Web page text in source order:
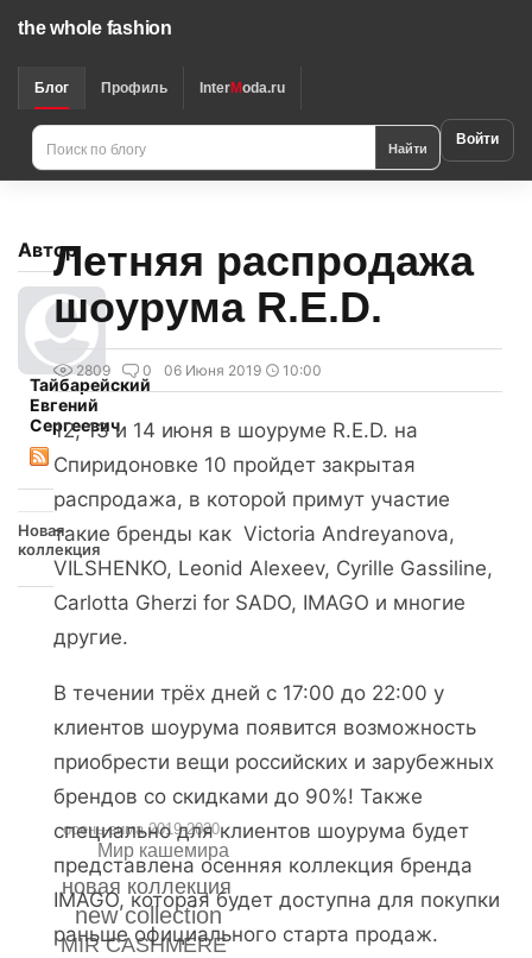
the whole fashion
Блог Профиль InterModa.ru
Найти Войти
Автор
Тайбарейский
Евгений
Сергеевич
Новая
коллекция
new collection
MIR CASHMERE
новая коллекция
Мир кашемира
осень-зима 2019-2020
Летняя распродажа
шоурума R.E.D.
2809 0 06 Июня 2019 10:00
12, 13 и 14 июня в шоуруме R.E.D. на
Спиридоновке 10 пройдет закрытая
распродажа, в которой примут участие
такие бренды как Victoria Andreyanova,
VILSHENKO, Leonid Alexeev, Cyrille Gassiline,
Carlotta Gherzi for SADO, IMAGO и многие
другие.
В течении трёх дней с 17:00 до 22:00 у
клиентов шоурума появится возможность
приобрести вещи российских и зарубежных
брендов со скидками до 90%! Также
специально для клиентов шоурума будет
представлена осенняя коллекция бренда
IMAGO, которая будет доступна для покупки
раньше официального старта продаж.